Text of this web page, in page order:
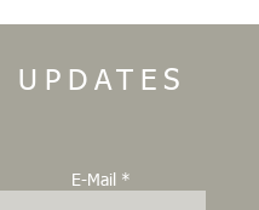
UPDATES
E-Mail